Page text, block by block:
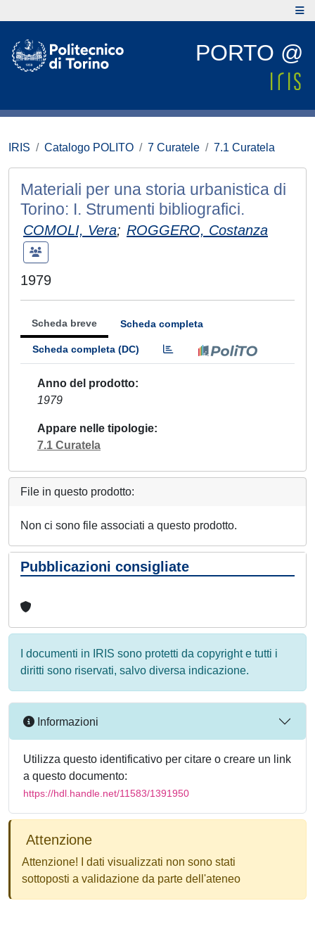
PORTO @
IRIS Catalogo POLITO 7 Curatele 7.1 Curatela
Materiali per una storia urbanistica di
Torino: I. Strumenti bibliografici.
COMOLI, Vera; ROGGERO, Costanza
1979
Scheda breve Scheda completa
Scheda completa (DC)
Anno del prodotto
1979
Appare nelle tipologie
7.1 Curatela
File in questo prodotto:
Non ci sono file associati a questo prodotto.
Pubblicazioni consigliate
I documenti in IRIS sono protetti da copyright e tutti i
diritti sono riservati, salvo diversa indicazione.
Informazioni
Utilizza questo identificativo per citare o creare un link
a questo documento:
https://hdl.handle.net/11583/1391950
Attenzione
Attenzione! I dati visualizzati non sono stati
sottoposti a validazione da parte dell'ateneo